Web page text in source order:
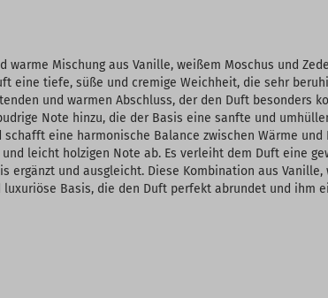
Mischung aus Vanille, weißem Moschus und
eine tiefe, süße und cremige Weichheit, die sehr
und warmen Abschluss, der den Duft besonders
Note hinzu, die der Basis eine sanfte und
eine harmonische Balance zwischen Wärme und
leicht holzigen Note ab. Es verleiht dem Duft eine
ergänzt und ausgleicht. Diese Kombination aus Vanille,
Basis, die den Duft perfekt abrundet und ihm